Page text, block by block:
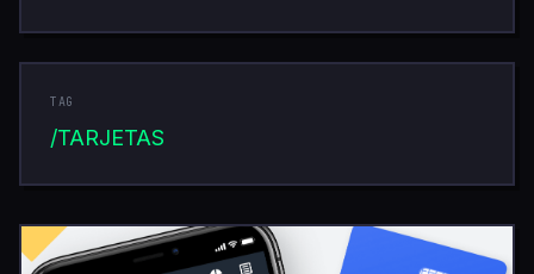
TAG
/TARJETAS